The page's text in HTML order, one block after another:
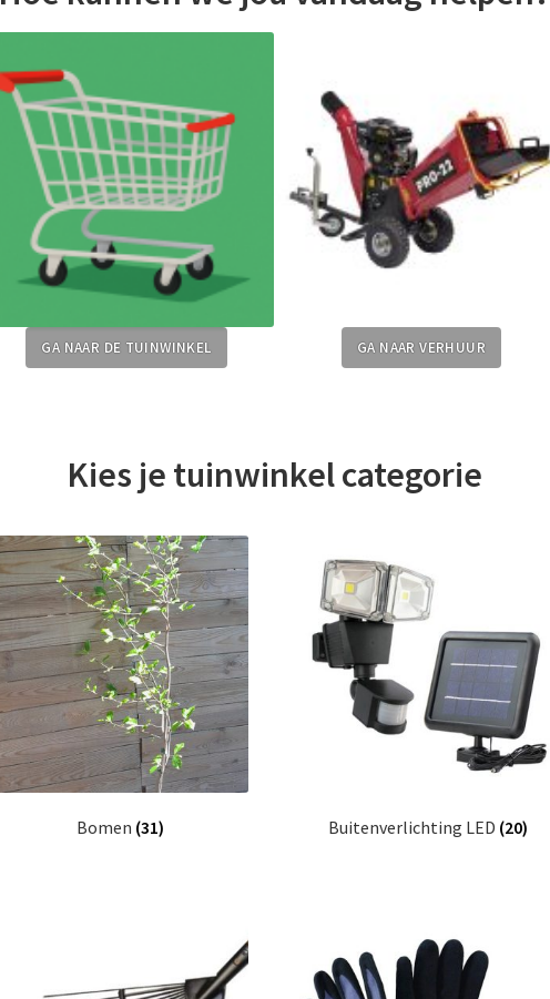
GA NAAR DE TUINWINKEL GA NAAR VERHUUR
Kies je tuinwinkel categorie
Bomen (31) Buitenverlichting LED (20)